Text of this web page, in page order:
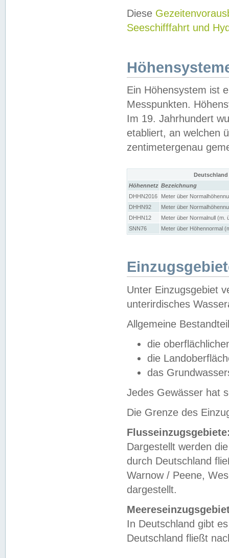
Diese
Seeschifffahrt und
Ein Höhensystem ist
Messpunkten.
Im 19. Jahrhundert
etabliert, an welchen
zentimetergenau
Höhennetz Bezeichnung
DHHN2016
Meter über
DHHN92
Meter über
DHHN12
Meter über Normalnull (m.
SNN76
Meter über Höhennormal
Unter Einzugsgebiet
unterirdisches
Allgemeine
die
die
das
Jedes Gewässer hat
Die Grenze des
Dargestellt werden
durch Deutschland
Warnow / Peene,
dargestellt.
In Deutschland gibt
Deutschland fließt